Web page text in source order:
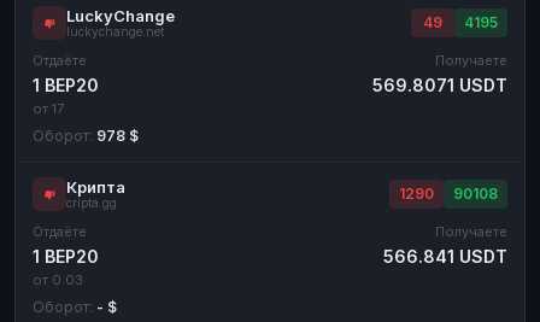
LuckyChange
luckychange.net
49 4195
Отдаёте
1 BEP20
от 17
Получаете
569.8071 USDT
Оборот: 978 $
Крипта
cripta.gg
1290 90108
Отдаёте
1 BEP20
от 0.03
Получаете
566.841 USDT
Оборот: - $